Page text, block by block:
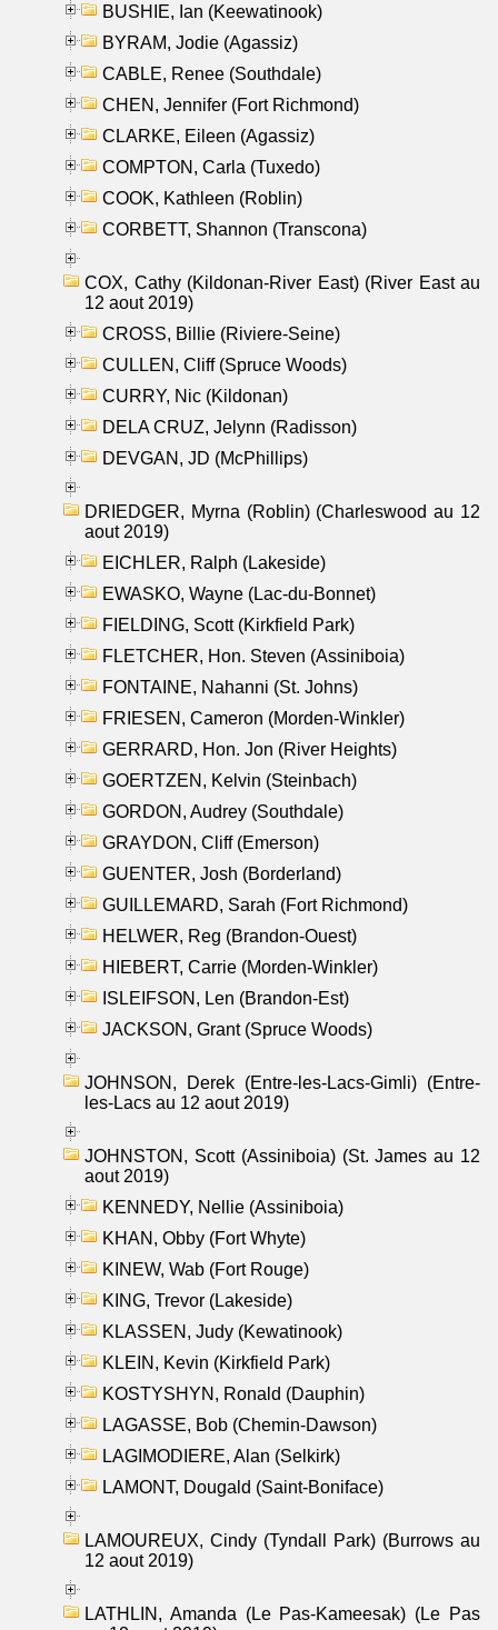
BUSHIE, Ian (Keewatinook)
BYRAM, Jodie (Agassiz)
CABLE, Renee (Southdale)
CHEN, Jennifer (Fort Richmond)
CLARKE, Eileen (Agassiz)
COMPTON, Carla (Tuxedo)
COOK, Kathleen (Roblin)
CORBETT, Shannon (Transcona)
COX, Cathy (Kildonan-River East) (River East au
12 aout 2019)
CROSS, Billie (Riviere-Seine)
CULLEN, Cliff (Spruce Woods)
CURRY, Nic (Kildonan)
DELA CRUZ, Jelynn (Radisson)
DEVGAN, JD (McPhillips)
DRIEDGER, Myrna (Roblin) (Charleswood au 12
aout 2019)
EICHLER, Ralph (Lakeside)
EWASKO, Wayne (Lac-du-Bonnet)
FIELDING, Scott (Kirkfield Park)
FLETCHER, Hon. Steven (Assiniboia)
FONTAINE, Nahanni (St. Johns)
FRIESEN, Cameron (Morden-Winkler)
GERRARD, Hon. Jon (River Heights)
GOERTZEN, Kelvin (Steinbach)
GORDON, Audrey (Southdale)
GRAYDON, Cliff (Emerson)
GUENTER, Josh (Borderland)
GUILLEMARD, Sarah (Fort Richmond)
HELWER, Reg (Brandon-Ouest)
HIEBERT, Carrie (Morden-Winkler)
ISLEIFSON, Len (Brandon-Est)
JACKSON, Grant (Spruce Woods)
JOHNSON, Derek (Entre-les-Lacs-Gimli) (Entre-
les-Lacs au 12 aout 2019)
JOHNSTON, Scott (Assiniboia) (St. James au 12
aout 2019)
KENNEDY, Nellie (Assiniboia)
KHAN, Obby (Fort Whyte)
KINEW, Wab (Fort Rouge)
KING, Trevor (Lakeside)
KLASSEN, Judy (Kewatinook)
KLEIN, Kevin (Kirkfield Park)
KOSTYSHYN, Ronald (Dauphin)
LAGASSE, Bob (Chemin-Dawson)
LAGIMODIERE, Alan (Selkirk)
LAMONT, Dougald (Saint-Boniface)
LAMOUREUX, Cindy (Tyndall Park) (Burrows au
12 aout 2019)
LATHLIN, Amanda (Le Pas-Kameesak) (Le Pas